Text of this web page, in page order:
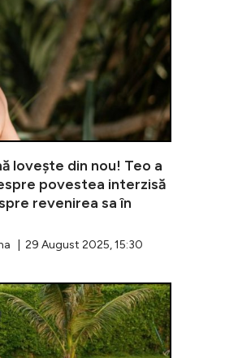
lovește din nou! Teo a
povestea interzisă
revenirea sa în
| 29 August 2025, 15:30
pentru ispita Teo Costache
Oana